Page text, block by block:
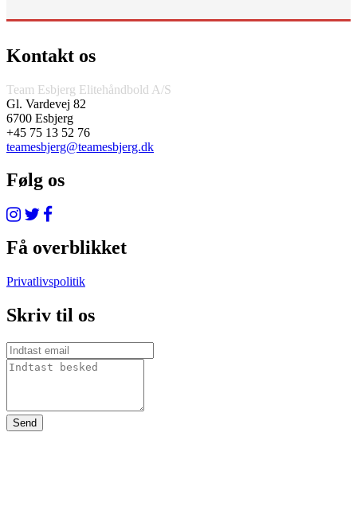
Kontakt os
Team Esbjerg Elitehåndbold A/S
Gl. Vardevej 82
6700 Esbjerg
+45 75 13 52 76
teamesbjerg@teamesbjerg.dk
Følg os
Få overblikket
Privatlivspolitik
Skriv til os